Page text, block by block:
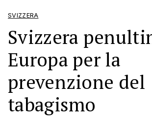
SVIZZERA
Svizzera
Europa per la
prevenzione del
tabagismo